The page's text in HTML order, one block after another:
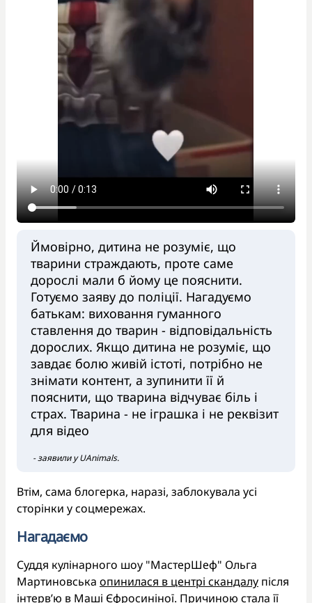
Ймовірно, дитина не розуміє, що
тварини страждають, проте саме
дорослі мали б йому це пояснити.
Готуємо заяву до поліції. Нагадуємо
батькам: виховання гуманного
ставлення до тварин - відповідальність
дорослих. Якщо дитина не розуміє, що
завдає болю живій істоті, потрібно не
знімати контент, а зупинити її й
пояснити, що тварина відчуває біль і
страх. Тварина - не іграшка і не реквізит
для відео
- заявили у UAnimals.
Втім, сама блогерка, наразі, заблокувала усі
сторінки у соцмережах.
Нагадаємо
Суддя кулінарного шоу "МастерШеф" Ольга
Мартиновська опинилася в центрі скандалу після
інтерв’ю в Маші Єфросиніної. Причиною стала її